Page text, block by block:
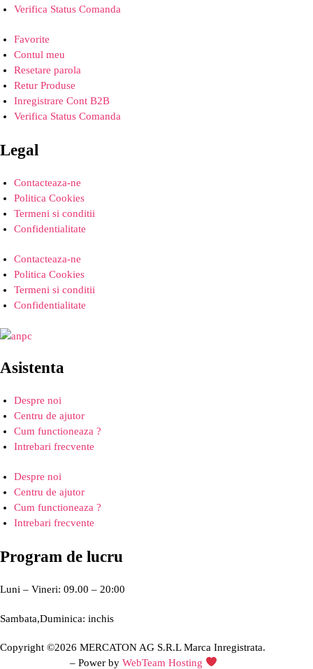
Verifica Status Comanda
Favorite
Contul meu
Resetare parola
Retur Produse
Inregistrare Cont B2B
Verifica Status Comanda
Legal
Contacteaza-ne
Politica Cookies
Termeni si conditii
Confidentialitate
Contacteaza-ne
Politica Cookies
Termeni si conditii
Confidentialitate
Asistenta
Despre noi
Centru de ajutor
Cum functioneaza ?
Intrebari frecvente
Despre noi
Centru de ajutor
Cum functioneaza ?
Intrebari frecvente
Program de lucru
Luni – Vineri: 09.00 – 20:00
Sambata,Duminica: inchis
Copyright ©2026 MERCATON AG S.R.L Marca Inregistrata.
– Power by WebTeam Hosting